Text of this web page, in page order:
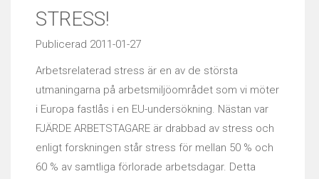
STRESS!
Publicerad 2011-01-27
Arbetsrelaterad stress är en av de största
utmaningarna på arbetsmiljöområdet som vi möter
i Europa fastlås i en EU-undersökning. Nästan var
FJÄRDE ARBETSTAGARE är drabbad av stress och
enligt forskningen står stress för mellan 50 % och
60 % av samtliga förlorade arbetsdagar. Detta